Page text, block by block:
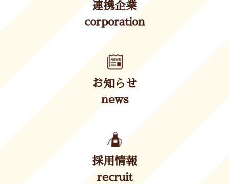
連携企業
corporation
お知らせ
news
採用情報
recruit